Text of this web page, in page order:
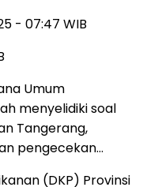
- 07:47 WIB
Umum
menyelidiki soal
Tangerang,
pengecekan…